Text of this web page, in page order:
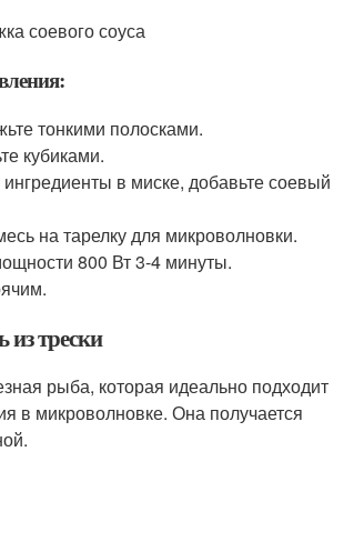
соевого соуса
тонкими полосками.
кубиками.
в миске, добавьте соевый
на тарелку для микроволновки.
800 Вт 3-4 минуты.
из трески
рыба, которая идеально подходит
в микроволновке. Она получается